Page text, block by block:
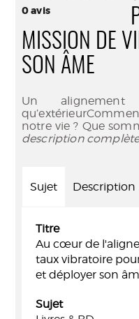
0avis
MISSION DE
SON ÂME
Un
notre vie ? Que
description
Sujet Description
Titre
Au cœur de
taux vibratoire
et déployer son
Sujet